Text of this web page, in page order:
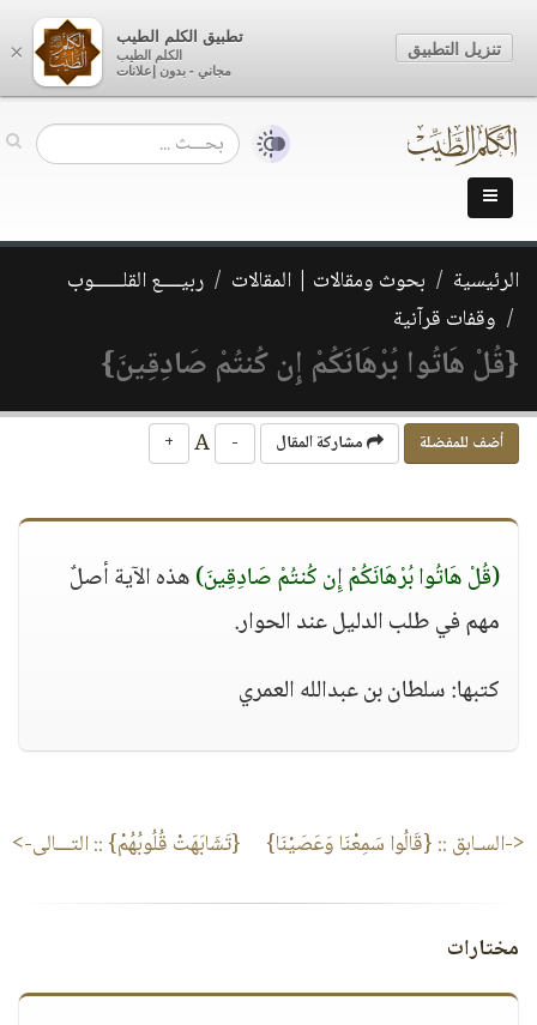
الرئيسية بحوث ومقالات | المقالات
ربيــــع القلــــــوب
وقفات قرآنية
{قُلْ هَاتُوا بُرْهَانَكُمْ إِن كُنتُمْ صَادِقِينَ}
أضف للمفضلة مشاركة المقال -
+
(قُلْ هَاتُوا بُرْهَانَكُمْ إِن كُنتُمْ صَادِقِينَ)هذه الآية أصلٌ
مهم في طلب الدليل عند الحوار.
كتبها: سلطان بن عبدالله العمري
<-السـابق :: {قَالُوا سَمِعْنَا وَعَصَيْنَا} {تَشَابَهَتْ قُلُوبُهُمْ} :: التـــالى->
مختارات
×
تطبيق الكلم الطيب
الكلم الطيب
مجاني - بدون إعلانات
تنزيل التطبيق